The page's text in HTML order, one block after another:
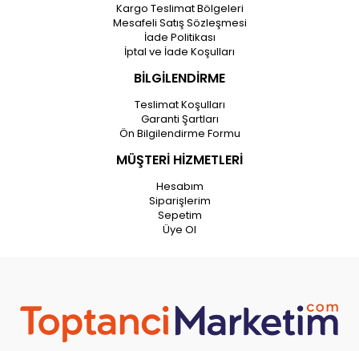
Kargo Teslimat Bölgeleri
Mesafeli Satış Sözleşmesi
İade Politikası
İptal ve İade Koşulları
BİLGİLENDİRME
Teslimat Koşulları
Garanti Şartları
Ön Bilgilendirme Formu
MÜŞTERİ HİZMETLERİ
Hesabım
Siparişlerim
Sepetim
Üye Ol